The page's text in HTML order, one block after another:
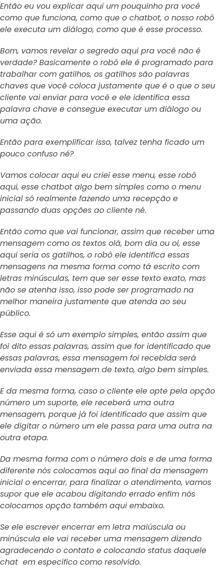
Então eu vou explicar aqui um pouquinho pra você
como que funciona, como que o chatbot, o nosso robô
ele executa um diálogo, como que é esse processo.
Bom, vamos revelar o segredo aqui pra você não é
verdade? Basicamente o robô ele é programado para
trabalhar com gatilhos, os gatilhos são palavras
chaves que você coloca justamente que é o que o seu
cliente vai enviar para você e ele identifica essa
palavra chave e consegue executar um diálogo ou
uma ação.
Então para exemplificar isso, talvez tenha ficado um
pouco confuso né?
Vamos colocar aqui eu criei esse menu, esse robô
aqui, esse chatbot algo bem simples como o menu
inicial só realmente fazendo uma recepção e
passando duas opções ao cliente né.
Então como que vai funcionar, assim que receber uma
mensagem como os textos olá, bom dia ou oi, esse
aqui seria os gatilhos, o robô ele identifica essas
mensagens na mesma forma como tá escrito com
letras minúsculas, tem que ser esse texto exato, mas
não se atenha isso, isso pode ser programado na
melhor maneira justamente que atenda ao seu
público.
Esse aqui é só um exemplo simples, então assim que
foi dito essas palavras, assim que for identificado que
essas palavras, essa mensagem foi recebida será
enviada essa mensagem de texto, algo bem simples.
E da mesma forma, caso o cliente ele opte pela opção
número um suporte, ele receberá uma outra
mensagem, porque já foi identificado que assim que
ele digitar o número um ele passa para uma outra na
outra etapa.
Da mesma forma com o número dois e de uma forma
diferente nós colocamos aqui ao final da mensagem
inicial o encerrar, para finalizar o atendimento, vamos
supor que ele acabou digitando errado enfim nós
colocamos opção também aqui embaixo.
Se ele escrever encerrar em letra maiúscula ou
minúscula ele vai receber uma mensagem dizendo
agradecendo o contato e colocando status daquele
chat em específico como resolvido.